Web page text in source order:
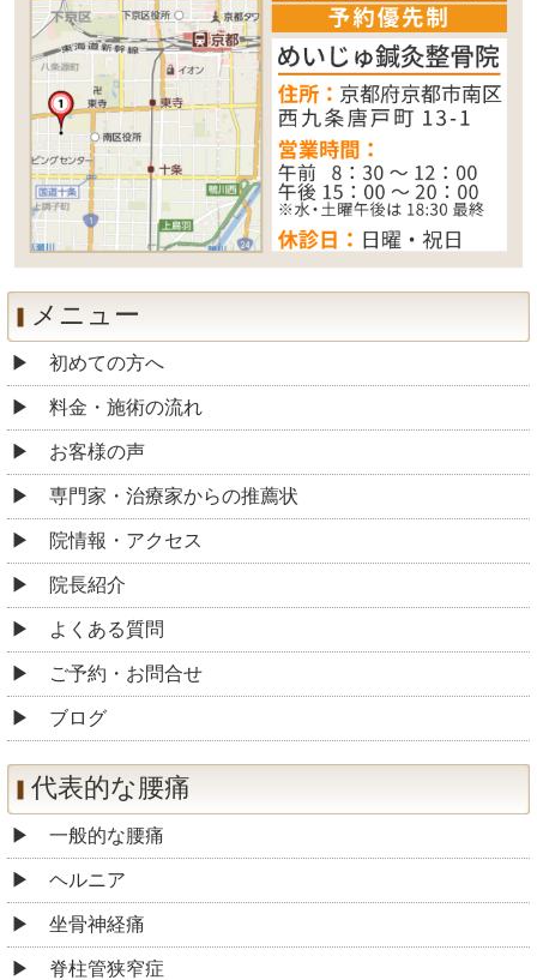
メニュー
初めての方へ
料金・施術の流れ
お客様の声
専門家・治療家からの推薦状
院情報・アクセス
院長紹介
よくある質問
ご予約・お問合せ
ブログ
代表的な腰痛
一般的な腰痛
ヘルニア
坐骨神経痛
脊柱管狭窄症